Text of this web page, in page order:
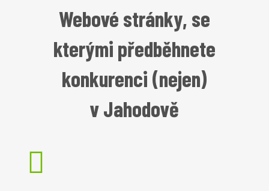
Webové stránky, se
kterými předběhnete
konkurenci (nejen)
v Jahodově
